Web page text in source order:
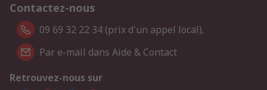
Contactez-nous
09 69 32 22 34 (prix d'un appel local).
Par e-mail dans Aide & Contact
Retrouvez-nous sur